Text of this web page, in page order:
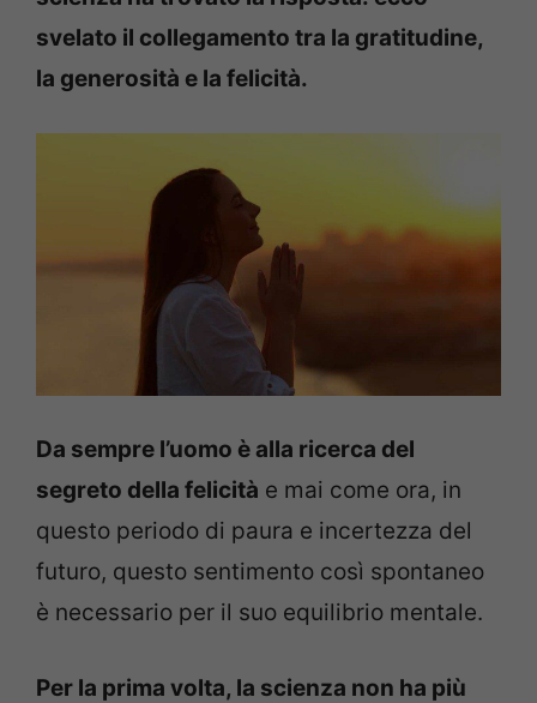
svelato il collegamento tra la gratitudine,
la generosità e la felicità.
Da sempre l’uomo è alla ricerca del
segreto della felicità e mai come ora, in
questo periodo di paura e incertezza del
futuro, questo sentimento così spontaneo
è necessario per il suo equilibrio mentale.
Per la prima volta, la scienza non ha più